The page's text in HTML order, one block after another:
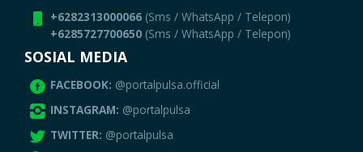
+6282313000066 (Sms / WhatsApp / Telepon)
+6285727700650 (Sms / WhatsApp / Telepon)
SOSIAL MEDIA
FACEBOOK: @portalpulsa.official
INSTAGRAM: @portalpulsa
TWITTER: @portalpulsa